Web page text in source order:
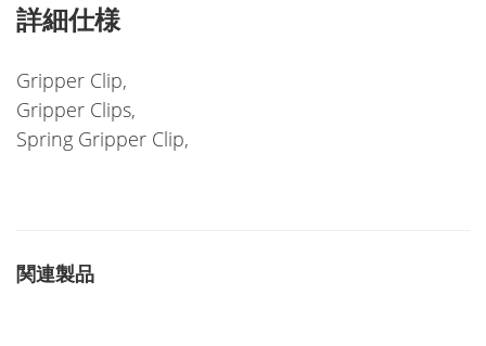
詳細仕様
Gripper Clip,
Gripper Clips,
Spring Gripper Clip,
関連製品